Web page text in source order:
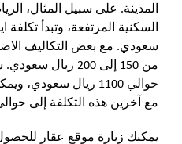
المدينة. على سبيل المثال،
سعودي. مع بعض التكاليف
من 150 إلى 200
حوالي 1100 ريال
مع آخرين هذه التكلفة إلى حوالي 550 ريال
يمكنك زيارة موقع عقار